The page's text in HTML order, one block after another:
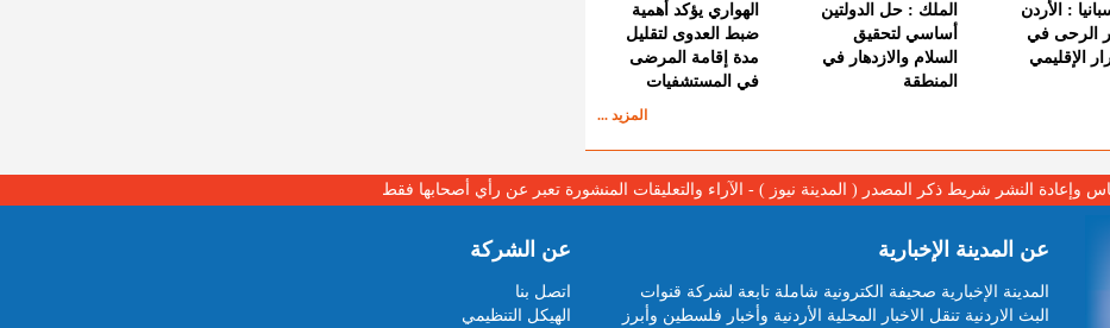
: الأردن
الرحى في
الإقليمي
الملك : حل الدولتين
أساسي لتحقيق
السلام والازدهار في
المنطقة
الهواري يؤكد أهمية
ضبط العدوى لتقليل
مدة إقامة المرضى
في المستشفيات
المزيد ...
وإعادة النشر شريط ذكر المصدر ( المدينة نيوز ) - الآراء والتعليقات المنشورة تعبر عن رأي أصحابها فقط
عن المدينة الإخبارية
المدينة الإخبارية صحيفة الكترونية شاملة تابعة لشركة قنوات
البث الاردنية تنقل الاخبار المحلية الأردنية وأخبار فلسطين وأبرز
عن الشركة
اتصل بنا
الهيكل التنظيمي